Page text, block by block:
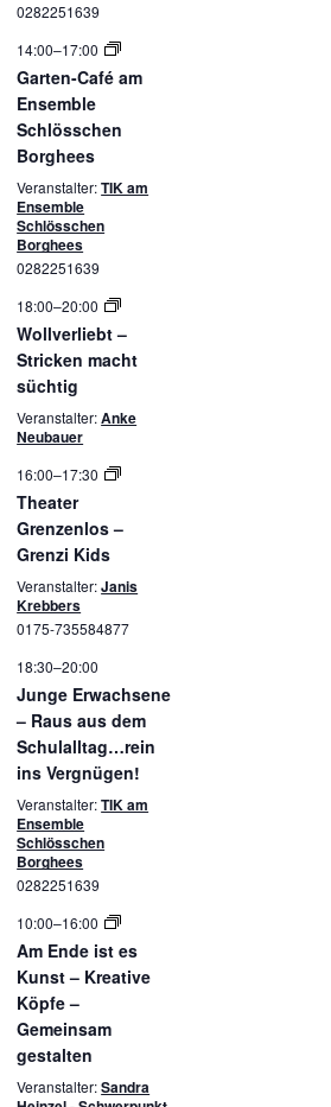
0282251639
14:00–17:00
Garten-Café am
Ensemble
Schlösschen
Borghees
Veranstalter:TIK am
Ensemble
Schlösschen
Borghees
0282251639
18:00–20:00
Wollverliebt –
Stricken macht
süchtig
Veranstalter:Anke
Neubauer
16:00–17:30
Theater
Grenzenlos –
Grenzi Kids
Veranstalter:Janis
Krebbers
0175-735584877
18:30–20:00
Junge Erwachsene
– Raus aus dem
Schulalltag…rein
ins Vergnügen!
Veranstalter:TIK am
Ensemble
Schlösschen
Borghees
0282251639
10:00–16:00
Am Ende ist es
Kunst – Kreative
Köpfe –
Gemeinsam
gestalten
Veranstalter:Sandra